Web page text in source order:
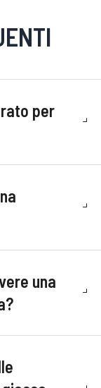
per
una